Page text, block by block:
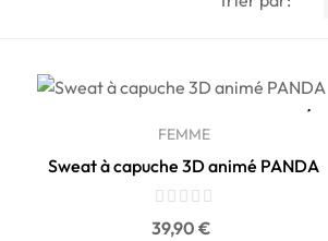
FEMME
Sweat à capuche 3D animé PANDA
Prix
39,90 €